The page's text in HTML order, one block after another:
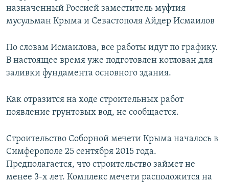
назначенный Россией заместитель муфтия
мусульман Крыма и Севастополя Айдер Исмаилов
По словам Исмаилова, все работы идут по графику.
В настоящее время уже подготовлен котлован для
заливки фундамента основного здания.
Как отразится на ходе строительных работ
появление грунтовых вод, не сообщается.
Строительство Соборной мечети Крыма началось в
Симферополе 25 сентября 2015 года.
Предполагается, что строительство займет не
менее 3-х лет. Комплекс мечети расположится на